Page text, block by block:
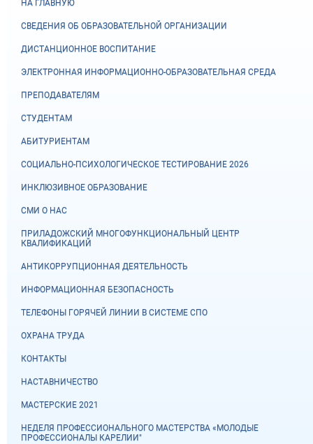
НА ГЛАВНУЮ
СВЕДЕНИЯ ОБ ОБРАЗОВАТЕЛЬНОЙ ОРГАНИЗАЦИИ
ДИСТАНЦИОННОЕ ВОСПИТАНИЕ
ЭЛЕКТРОННАЯ ИНФОРМАЦИОННО-ОБРАЗОВАТЕЛЬНАЯ СРЕДА
ПРЕПОДАВАТЕЛЯМ
СТУДЕНТАМ
АБИТУРИЕНТАМ
СОЦИАЛЬНО-ПСИХОЛОГИЧЕСКОЕ ТЕСТИРОВАНИЕ 2026
ИНКЛЮЗИВНОЕ ОБРАЗОВАНИЕ
СМИ О НАС
ПРИЛАДОЖСКИЙ МНОГОФУНКЦИОНАЛЬНЫЙ ЦЕНТР
КВАЛИФИКАЦИЙ
АНТИКОРРУПЦИОННАЯ ДЕЯТЕЛЬНОСТЬ
ИНФОРМАЦИОННАЯ БЕЗОПАСНОСТЬ
ТЕЛЕФОНЫ ГОРЯЧЕЙ ЛИНИИ В СИСТЕМЕ СПО
ОХРАНА ТРУДА
КОНТАКТЫ
НАСТАВНИЧЕСТВО
МАСТЕРСКИЕ 2021
НЕДЕЛЯ ПРОФЕССИОНАЛЬНОГО МАСТЕРСТВА «МОЛОДЫЕ
ПРОФЕССИОНАЛЫ КАРЕЛИИ"